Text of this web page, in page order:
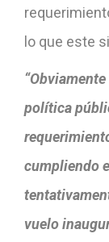
lo que este
política
cumpliendo
vuelo